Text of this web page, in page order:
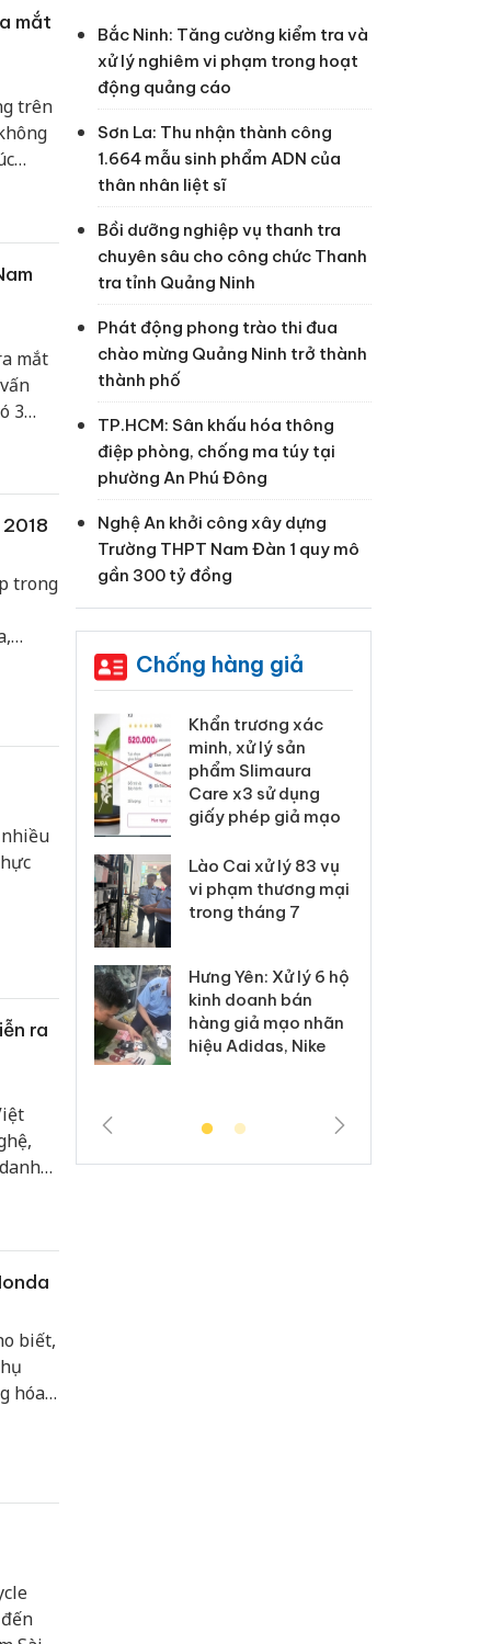
mắt
trên
mắt
3
trong
ra
biết,
hóa
Bắc Ninh: Tăng cường kiểm tra và
xử lý nghiêm vi phạm trong hoạt
động quảng cáo
Sơn La: Thu nhận thành công
1.664 mẫu sinh phẩm ADN của
thân nhân liệt sĩ
Bồi dưỡng nghiệp vụ thanh tra
chuyên sâu cho công chức Thanh
tra tỉnh Quảng Ninh
Phát động phong trào thi đua
chào mừng Quảng Ninh trở thành
thành phố
TP.HCM: Sân khấu hóa thông
điệp phòng, chống ma túy tại
phường An Phú Đông
Nghệ An khởi công xây dựng
Trường THPT Nam Đàn 1 quy mô
gần 300 tỷ đồng
Chống hàng giả
hàng
Tìm bị
án
Khẩn trương xác
minh, xử lý sản
phẩm Slimaura
Care x3 sử dụng
giấy phép giả mạo
Lào Cai xử lý 83 vụ
vi phạm thương mại
trong tháng 7
Hưng Yên: Xử lý 6 hộ
kinh doanh bán
hàng giả mạo nhãn
hiệu Adidas, Nike